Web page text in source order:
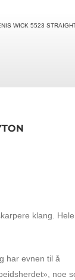
WICK 5523
klang. Hele
har evnen til å
noe